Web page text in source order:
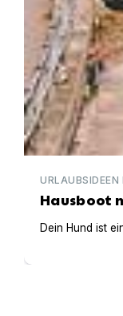
Hausboot
Dein Hund ist